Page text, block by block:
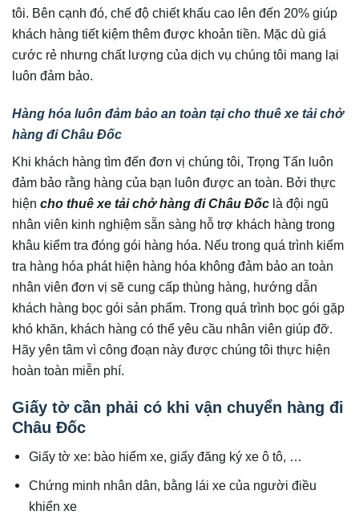
tôi. Bên cạnh đó, chế độ chiết khấu cao lên đến 20% giúp
khách hàng tiết kiệm thêm được khoản tiền. Mặc dù giá
cước rẻ nhưng chất lượng của dịch vụ chúng tôi mang lại
luôn đảm bảo.
Hàng hóa luôn đảm bảo an toàn tại cho thuê xe tải chở
hàng đi Châu Đốc
Khi khách hàng tìm đến đơn vị chúng tôi, Trọng Tấn luôn
đảm bảo rằng hàng của bạn luôn được an toàn. Bởi thực
hiện cho thuê xe tải chở hàng đi Châu Đốc là đội ngũ
nhân viên kinh nghiệm sẵn sàng hỗ trợ khách hàng trong
khâu kiểm tra đóng gói hàng hóa. Nếu trong quá trình kiểm
tra hàng hóa phát hiện hàng hóa không đảm bảo an toàn
nhân viên đơn vị sẽ cung cấp thùng hàng, hướng dẫn
khách hàng bọc gói sản phẩm. Trong quá trình bọc gói gặp
khó khăn, khách hàng có thể yêu cầu nhân viên giúp đỡ.
Hãy yên tâm vì công đoạn này được chúng tôi thực hiện
hoàn toàn miễn phí.
Giấy tờ cần phải có khi vận chuyển hàng đi
Châu Đốc
Giấy tờ xe: bào hiểm xe, giấy đăng ký xe ô tô, …
Chứng minh nhân dân, bằng lái xe của người điều
khiển xe